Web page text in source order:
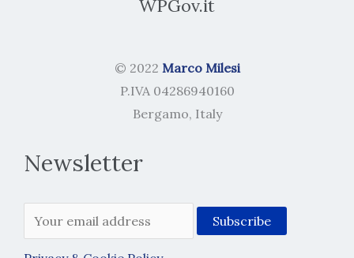
WPGov.it
© 2022 Marco Milesi
P.IVA 04286940160
Bergamo, Italy
Newsletter